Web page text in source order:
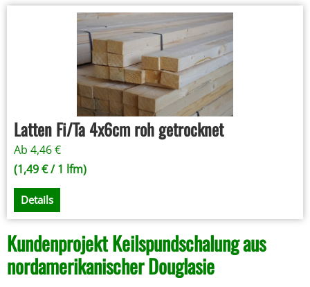
Latten Fi/Ta 4x6cm roh getrocknet
Ab 4,46€
(1,49€/ 1 lfm)
Details
Kundenprojekt Keilspundschalung aus
nordamerikanischer Douglasie